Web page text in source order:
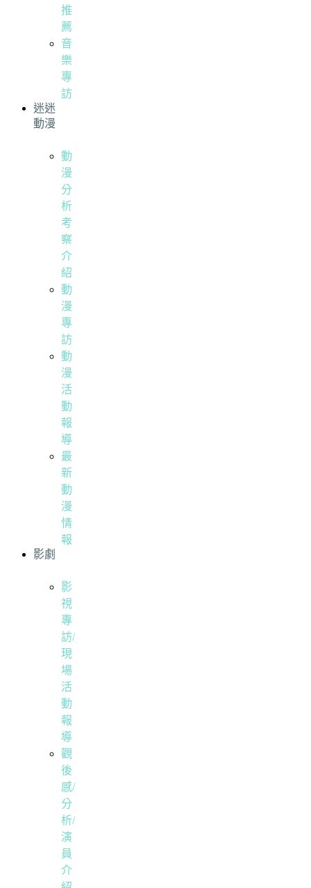
推
薦
音
樂
專
訪
迷迷
動漫
動
漫
分
析
考
察
介
紹
動
漫
專
訪
動
漫
活
動
報
導
最
新
動
漫
情
報
影劇
影
視
專
訪/
現
場
活
動
報
導
觀
後
感/
分
析/
演
員
介